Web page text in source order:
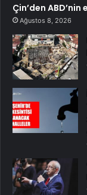
Çin’den
Ağustos 8, 2026